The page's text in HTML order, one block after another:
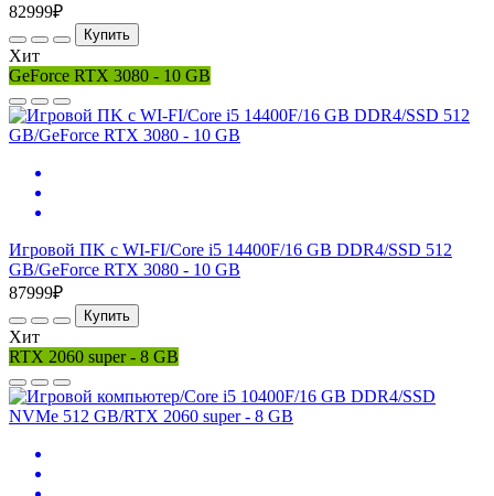
82999₽
Купить
Хит
GeForce RTX 3080 - 10 GB
Игровой ПK с WI-FI/Core i5 14400F/16 GB DDR4/SSD 512
GB/GeForce RTX 3080 - 10 GB
87999₽
Купить
Хит
RTX 2060 super - 8 GB